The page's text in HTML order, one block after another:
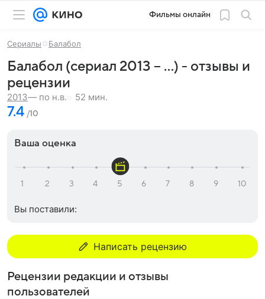
Фильмы онлайн
Сериалы Балабол
Балабол (сериал 2013 – ...) - отзывы и
рецензии
2013— по н.в. 52 мин.
7.4 /10
Ваша оценка
Вы поставили:
Написать рецензию
Рецензии редакции и отзывы
пользователей